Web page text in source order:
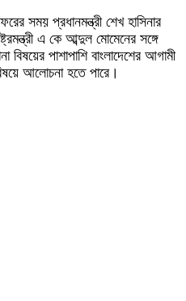
সময় প্রধানমন্ত্রী শেখ হাসিনার
এ কে আব্দুল মোমেনের সঙ্গে
পাশাপাশি বাংলাদেশের আগামী
আলোচনা হতে পারে।